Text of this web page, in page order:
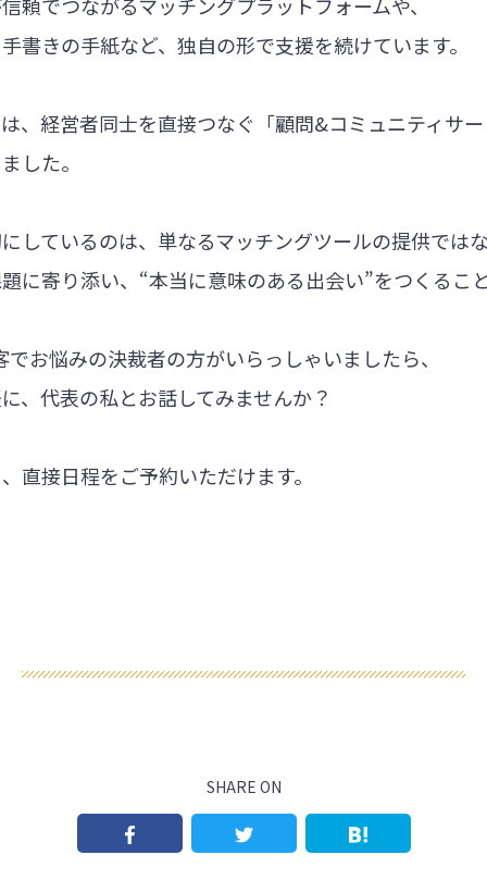
書きの手紙など、独自の形で支援を続けています。
、経営者同士を直接つなぐ「顧問&コミュニティサ
した。
しているのは、単なるマッチングツールの提供では
に寄り添い、“本当に意味のある出会い”をつくるこ
お悩みの決裁者の方がいらっしゃいましたら、
、代表の私とお話してみませんか？
直接日程をご予約いただけます。
SHARE ON